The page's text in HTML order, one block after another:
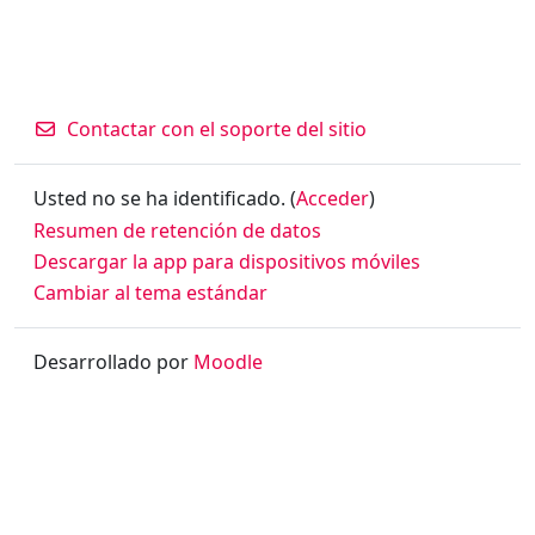
Contactar con el soporte del sitio
Usted no se ha identificado. (Acceder)
Resumen de retención de datos
Descargar la app para dispositivos móviles
Cambiar al tema estándar
Desarrollado por Moodle